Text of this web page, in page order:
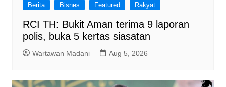
Berita Bisnes Featured Rakyat
RCI TH: Bukit Aman terima 9 laporan
polis, buka 5 kertas siasatan
Wartawan Madani Aug 5, 2026